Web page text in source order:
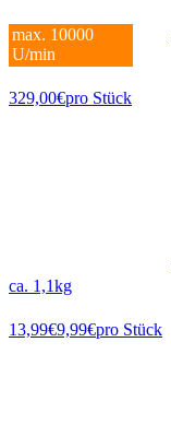
max. 10000
U/min
1050W, 230V
329,00€pro Stück
ca. 1,1kg
9,99€pro Stück